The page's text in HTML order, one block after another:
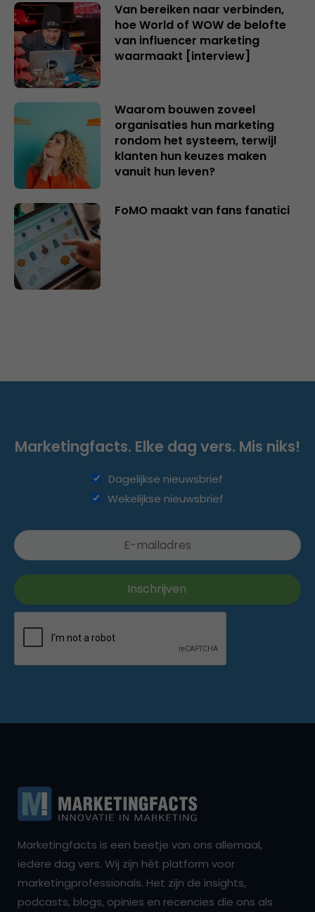
Van bereiken naar verbinden,
hoe World of WOW de belofte
van influencer marketing
waarmaakt [interview]
Waarom bouwen zoveel
organisaties hun marketing
rondom het systeem, terwijl
klanten hun keuzes maken
vanuit hun leven?
FoMO maakt van fans fanatici
Marketingfacts. Elke dag vers. Mis niks!
Dagelijkse nieuwsbrief
Wekelijkse nieuwsbrief
Marketingfacts is een beetje van ons allemaal,
iedere dag vers. Wij zijn hét platform voor
marketingprofessionals. Het zijn de insights,
podcasts, blogs, opinies en recencies die ons als